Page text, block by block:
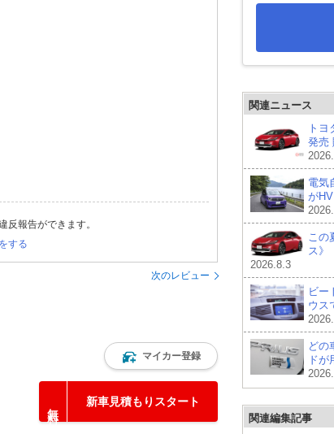
反報告ができます。
する
次のレビュー
マイカー登録
新車見積もりスタート
関連ニュース
ト
発売
電気
が
この
ス》
2026.8.3
ビー
ウス
どの
ド
関連編集記事